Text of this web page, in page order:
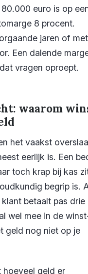
euro is op
8 procent.
jaren of met
Een dalende
vragen oproept.
waarom
het vaakst
eerlijk is. Een
toch krap bij kas
begrip is.
klant betaalt pas drie
wel mee in de
geld nog niet op je
geld er